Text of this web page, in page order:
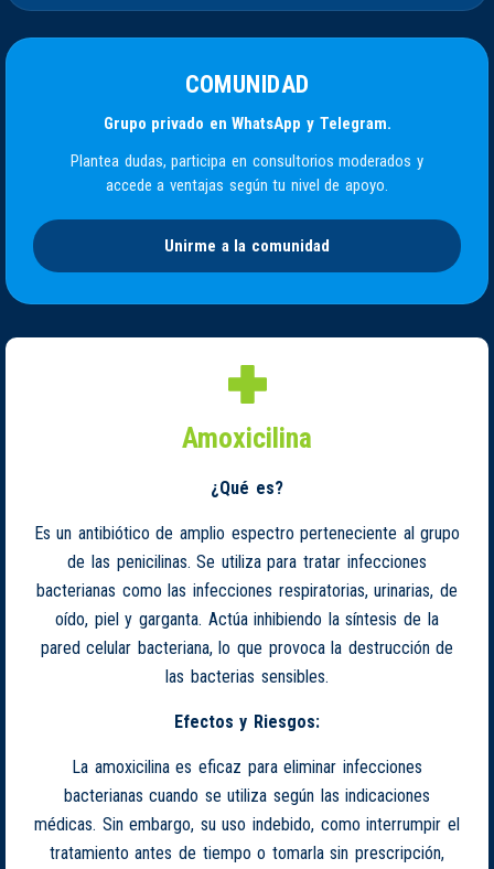
COMUNIDAD
Grupo privado en WhatsApp y Telegram.
Plantea dudas, participa en consultorios moderados y
accede a ventajas según tu nivel de apoyo.
Unirme a la comunidad
Amoxicilina
¿Qué es?
Es un antibiótico de amplio espectro perteneciente al grupo
de las penicilinas. Se utiliza para tratar infecciones
bacterianas como las infecciones respiratorias, urinarias, de
oído, piel y garganta. Actúa inhibiendo la síntesis de la
pared celular bacteriana, lo que provoca la destrucción de
las bacterias sensibles.
Efectos y Riesgos:
La amoxicilina es eficaz para eliminar infecciones
bacterianas cuando se utiliza según las indicaciones
médicas. Sin embargo, su uso indebido, como interrumpir el
tratamiento antes de tiempo o tomarla sin prescripción,